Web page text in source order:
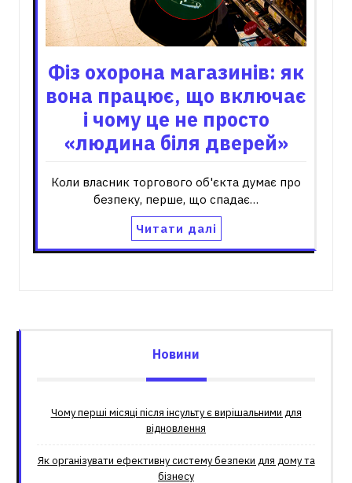
Фіз охорона магазинів: як
вона працює, що включає
і чому це не просто
«людина біля дверей»
Коли власник торгового об'єкта думає про
безпеку, перше, що спадає…
Читати далі
Новини
Чому перші місяці після інсульту є вирішальними для
відновлення
Як організувати ефективну систему безпеки для дому та
бізнесу